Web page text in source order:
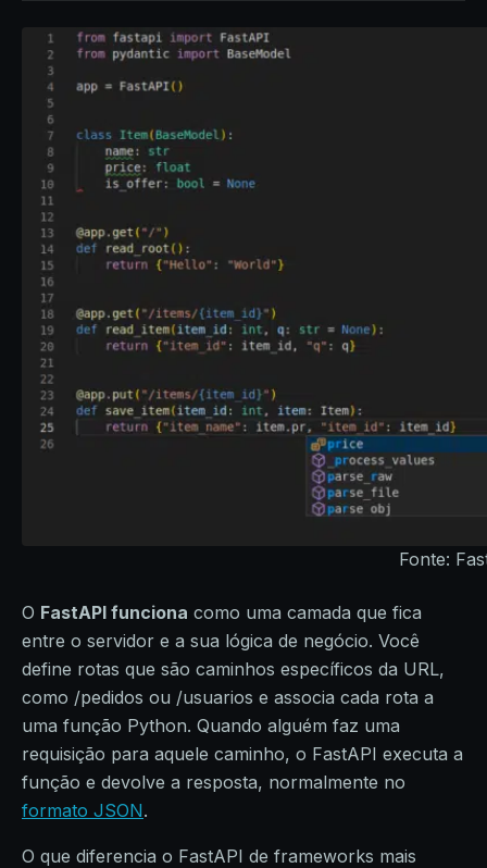
Fonte:
O FastAPI funciona como uma camada que fica
entre o servidor e a sua lógica de negócio. Você
define rotas que são caminhos específicos da URL,
como /pedidos ou /usuarios e associa cada rota a
uma função Python. Quando alguém faz uma
requisição para aquele caminho, o FastAPI executa a
função e devolve a resposta, normalmente no
formato JSON.
O que diferencia o FastAPI de frameworks mais